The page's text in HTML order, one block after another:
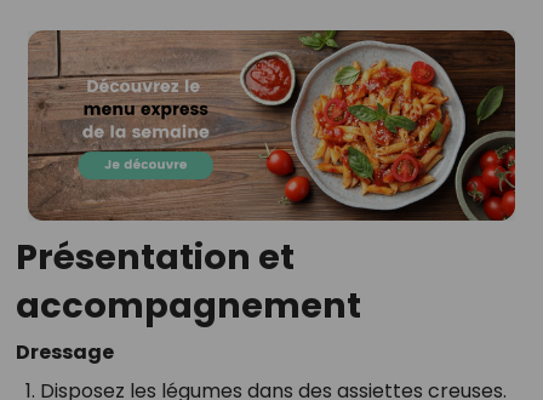
Présentation et
accompagnement
Dressage
Disposez les légumes dans des assiettes creuses.